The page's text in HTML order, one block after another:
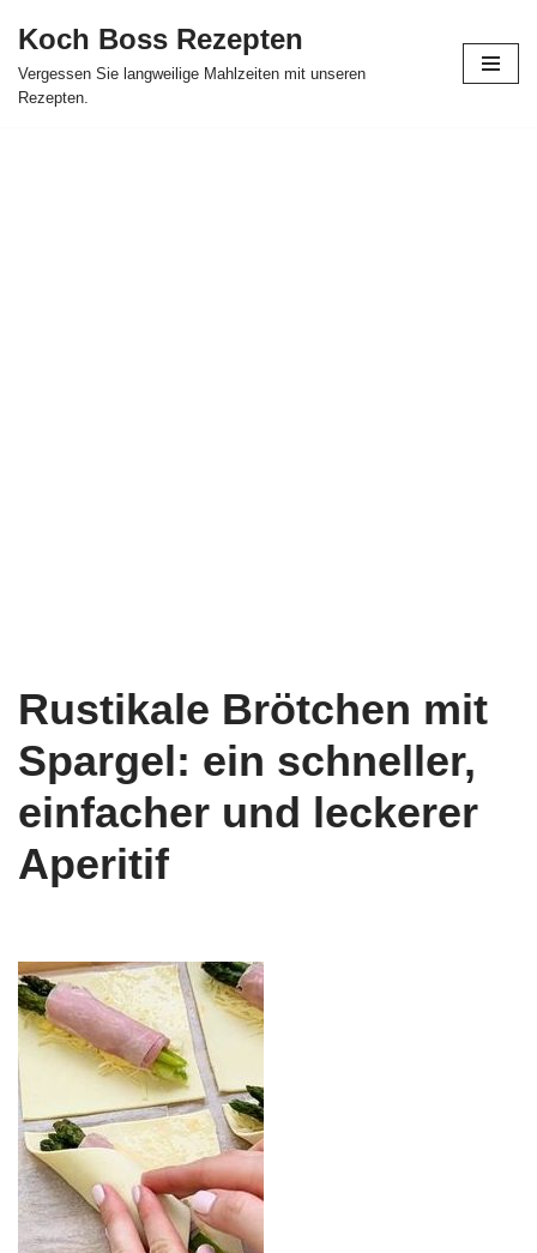
Skip
to
Koch Boss Rezepten
Vergessen Sie langweilige Mahlzeiten mit unseren
Rezepten.
Rustikale Brötchen mit
Spargel: ein schneller,
einfacher und leckerer
Aperitif